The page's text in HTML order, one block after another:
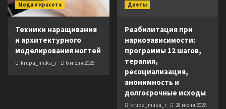
Мода и красота
Техники наращивания
и архитектурного
моделирования ногтей
krupa_muka_r 6 июля 2026
Диеты
Реабилитация при
наркозависимости:
программы 12 шагов,
терапия,
ресоциализация,
анонимность и
долгосрочные исходы
krupa_muka_r 28 июня 2026